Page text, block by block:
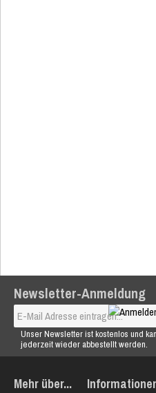
Newsletter-Anmeldung
Unser Newsletter ist kostenlos und
jederzeit wieder abbestellt werden.
Mehr über...